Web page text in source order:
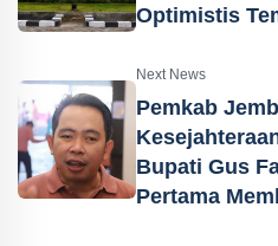
Optimistis
Next News
Pemkab
Bupati Gus
Pertama